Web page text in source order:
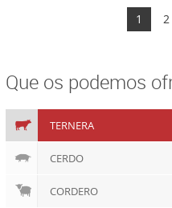
1 2
Que os podemos
TERNERA
CERDO
CORDERO